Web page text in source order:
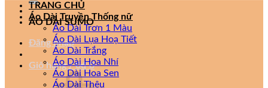
ÁO DÀI SUMO
Đăng nhập
Giỏ hàng /0₫ 0
TRANG CHỦ
Áo Dài Truyền Thống nữ
Áo Dài Trơn 1 Màu
Áo Dài Lụa Hoạ Tiết
Áo Dài Trắng
Áo Dài Hoa Nhí
Áo Dài Hoa Sen
Áo Dài Thêu